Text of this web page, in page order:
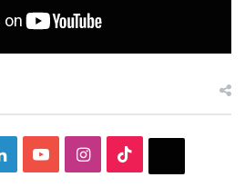
LinkedInYouTubeInstagram